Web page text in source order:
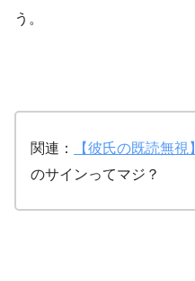
う。
関連： 【彼氏の既読無
のサインってマジ？